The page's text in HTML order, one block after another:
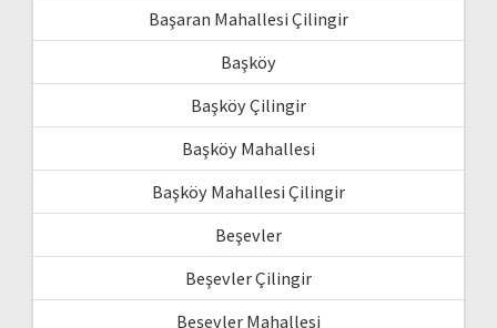
Başaran Mahallesi Çilingir
Başköy
Başköy Çilingir
Başköy Mahallesi
Başköy Mahallesi Çilingir
Beşevler
Beşevler Çilingir
Beşevler Mahallesi